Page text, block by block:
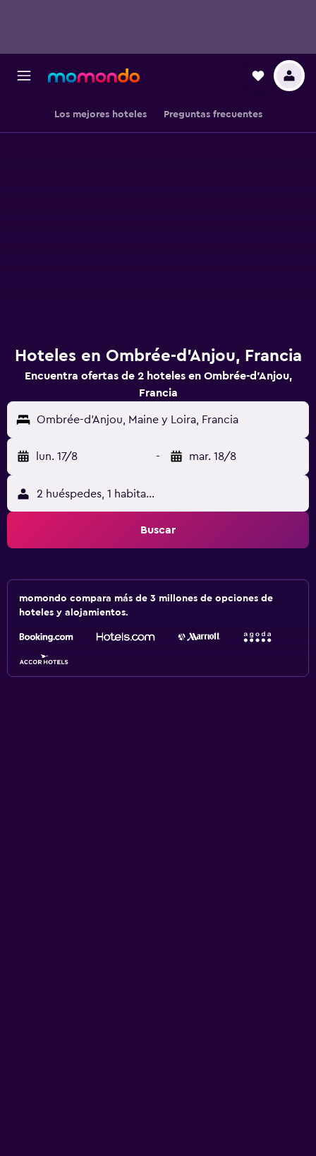
Los mejores hoteles Preguntas frecuentes
Hoteles en Ombrée-d'Anjou, Francia
Encuentra ofertas de 2 hoteles en Ombrée-d'Anjou,
Francia
Ombrée-d'Anjou, Maine y Loira, Francia
lun. 17/8 - mar. 18/8
2 huéspedes, 1 habitación
Buscar
momondo compara más de 3 millones de opciones de
hoteles y alojamientos.